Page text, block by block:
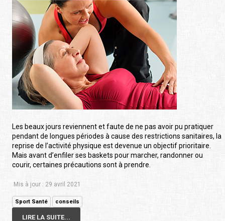
Les beaux jours reviennent et faute de ne pas avoir pu pratiquer
pendant de longues périodes à cause des restrictions sanitaires, la
reprise de l’activité physique est devenue un objectif prioritaire.
Mais avant d’enfiler ses baskets pour marcher, randonner ou
courir, certaines précautions sont à prendre.
Mis à jour : 29 avril 2021
Sport Santé conseils
LIRE LA SUITE...